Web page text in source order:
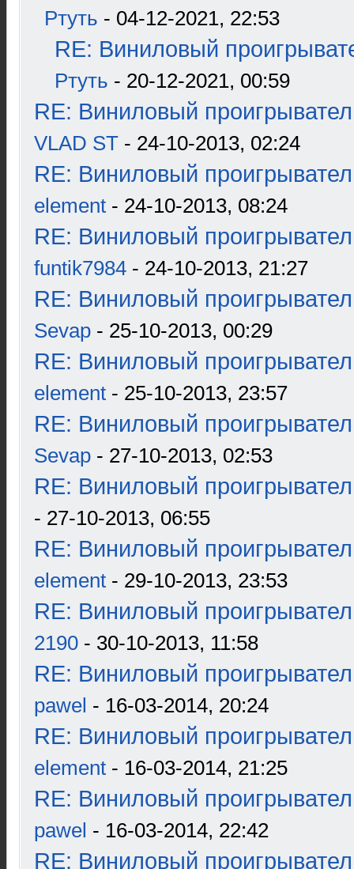
Ртуть - 04-12-2021, 22:53
RE: Виниловый
Ртуть - 20-12-2021, 00:59
RE: Виниловый
VLAD ST - 24-10-2013, 02:24
RE: Виниловый
element - 24-10-2013, 08:24
RE: Виниловый
funtik7984 - 24-10-2013, 21:27
RE: Виниловый
Sevap - 25-10-2013, 00:29
RE: Виниловый
element - 25-10-2013, 23:57
RE: Виниловый
Sevap - 27-10-2013, 02:53
RE: Виниловый
- 27-10-2013, 06:55
RE: Виниловый
element - 29-10-2013, 23:53
RE: Виниловый
2190 - 30-10-2013, 11:58
RE: Виниловый
pawel - 16-03-2014, 20:24
RE: Виниловый
element - 16-03-2014, 21:25
RE: Виниловый
pawel - 16-03-2014, 22:42
RE: Виниловый